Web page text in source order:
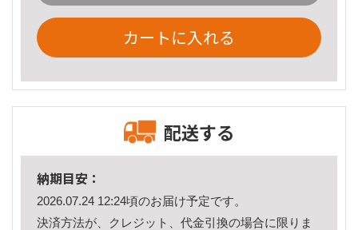
カートに入れる
配送する
納期目安：
2026.07.24 12:24頃のお届け予定です。
決済方法が、クレジット、代金引換の場合に限りま